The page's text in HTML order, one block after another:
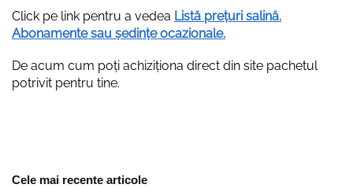
Click pe link pentru a vedea Listă prețuri salină.
Abonamente sau ședințe ocazionale.
De acum cum poți achiziționa direct din site pachetul
potrivit pentru tine.
Cele mai recente articole